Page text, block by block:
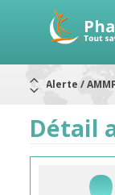
RAPPELS DE
Rappel de
Détail